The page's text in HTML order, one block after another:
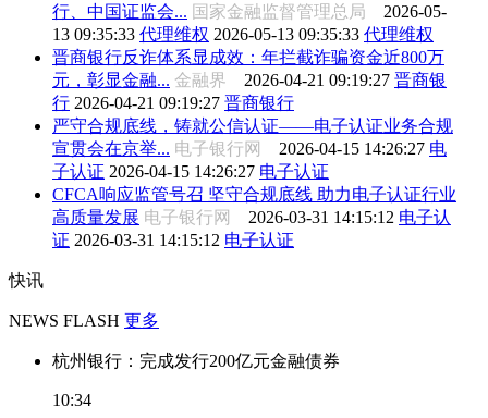
行、中国证监会... 国家金融监督管理总局 2026-05-
13 09:35:33 代理维权 2026-05-13 09:35:33 代理维权
晋商银行反诈体系显成效：年拦截诈骗资金近800万
元，彰显金融... 金融界 2026-04-21 09:19:27 晋商银
行 2026-04-21 09:19:27 晋商银行
严守合规底线，铸就公信认证——电子认证业务合规
宣贯会在京举... 电子银行网 2026-04-15 14:26:27 电
子认证 2026-04-15 14:26:27 电子认证
CFCA响应监管号召 坚守合规底线 助力电子认证行业
高质量发展 电子银行网 2026-03-31 14:15:12 电子认
证 2026-03-31 14:15:12 电子认证
快讯
NEWS FLASH 更多
杭州银行：完成发行200亿元金融债券
10:34